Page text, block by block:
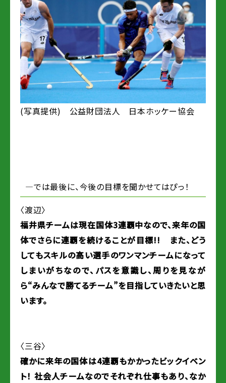
(写真提供) 公益財団法人 日本ホッケー協会
―では最後に、今後の目標を聞かせてはぴっ！
〈渡辺〉
福井県チームは現在国体3連覇中なので、来年の国
体でさらに連覇を続けることが目標!! また、どう
してもスキルの高い選手のワンマンチームになって
しまいがちなので、パスを意識し、周りを見なが
ら“みんなで勝てるチーム”を目指していきたいと思
います。
〈三谷〉
確かに来年の国体は4連覇もかかったビックイベン
ト！ 社会人チームなのでそれぞれ仕事もあり、なか